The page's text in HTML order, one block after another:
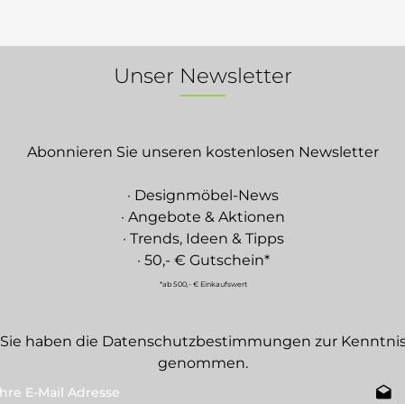
Unser Newsletter
Abonnieren Sie unseren kostenlosen Newsletter
· Designmöbel-News
· Angebote & Aktionen
· Trends, Ideen & Tipps
· 50,- € Gutschein*
*ab 500,- € Einkaufswert
Sie haben die Datenschutzbestimmungen zur
genommen.